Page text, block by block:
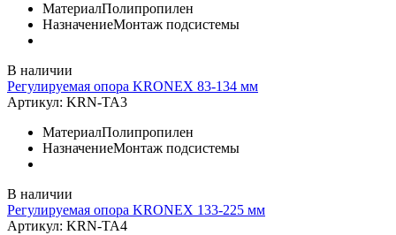
МатериалПолипропилен
НазначениеМонтаж подсистемы
В наличии
Регулируемая опора KRONEX 83-134 мм
Артикул: KRN-TA3
МатериалПолипропилен
НазначениеМонтаж подсистемы
В наличии
Регулируемая опора KRONEX 133-225 мм
Артикул: KRN-TA4